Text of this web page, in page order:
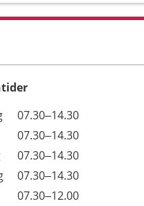
07.30–14.30
07.30–14.30
07.30–14.30
07.30–14.30
07.30–12.00